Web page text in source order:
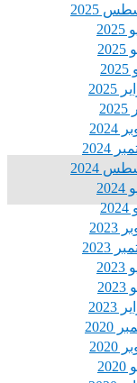
2025
2024
2024
2023
2020